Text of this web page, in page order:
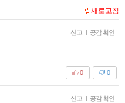
새로고침
신고 | 공감 확인
0
0
신고 | 공감 확인